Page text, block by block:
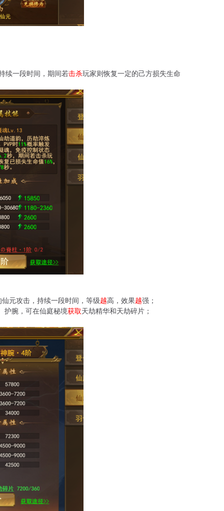
续一段时间，期间若击杀玩家则恢复一定的己方损失生命
元攻击，持续一段时间，等级越高，效果越强；
护腕，可在仙庭秘境获取 天劫精华和天劫碎片；